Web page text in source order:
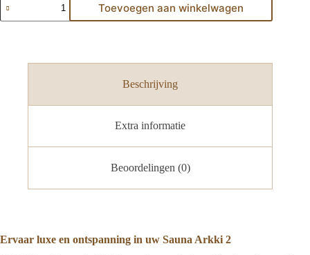
Toevoegen aan winkelwagen
Beschrijving
Extra informatie
Beoordelingen (0)
Ervaar luxe en ontspanning in uw Sauna Arkki 2